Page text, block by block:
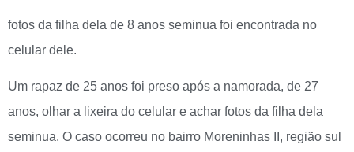
fotos da filha dela de 8 anos seminua foi encontrada no
celular dele.
Um rapaz de 25 anos foi preso após a namorada, de 27
anos, olhar a lixeira do celular e achar fotos da filha dela
seminua. O caso ocorreu no bairro Moreninhas II, região sul